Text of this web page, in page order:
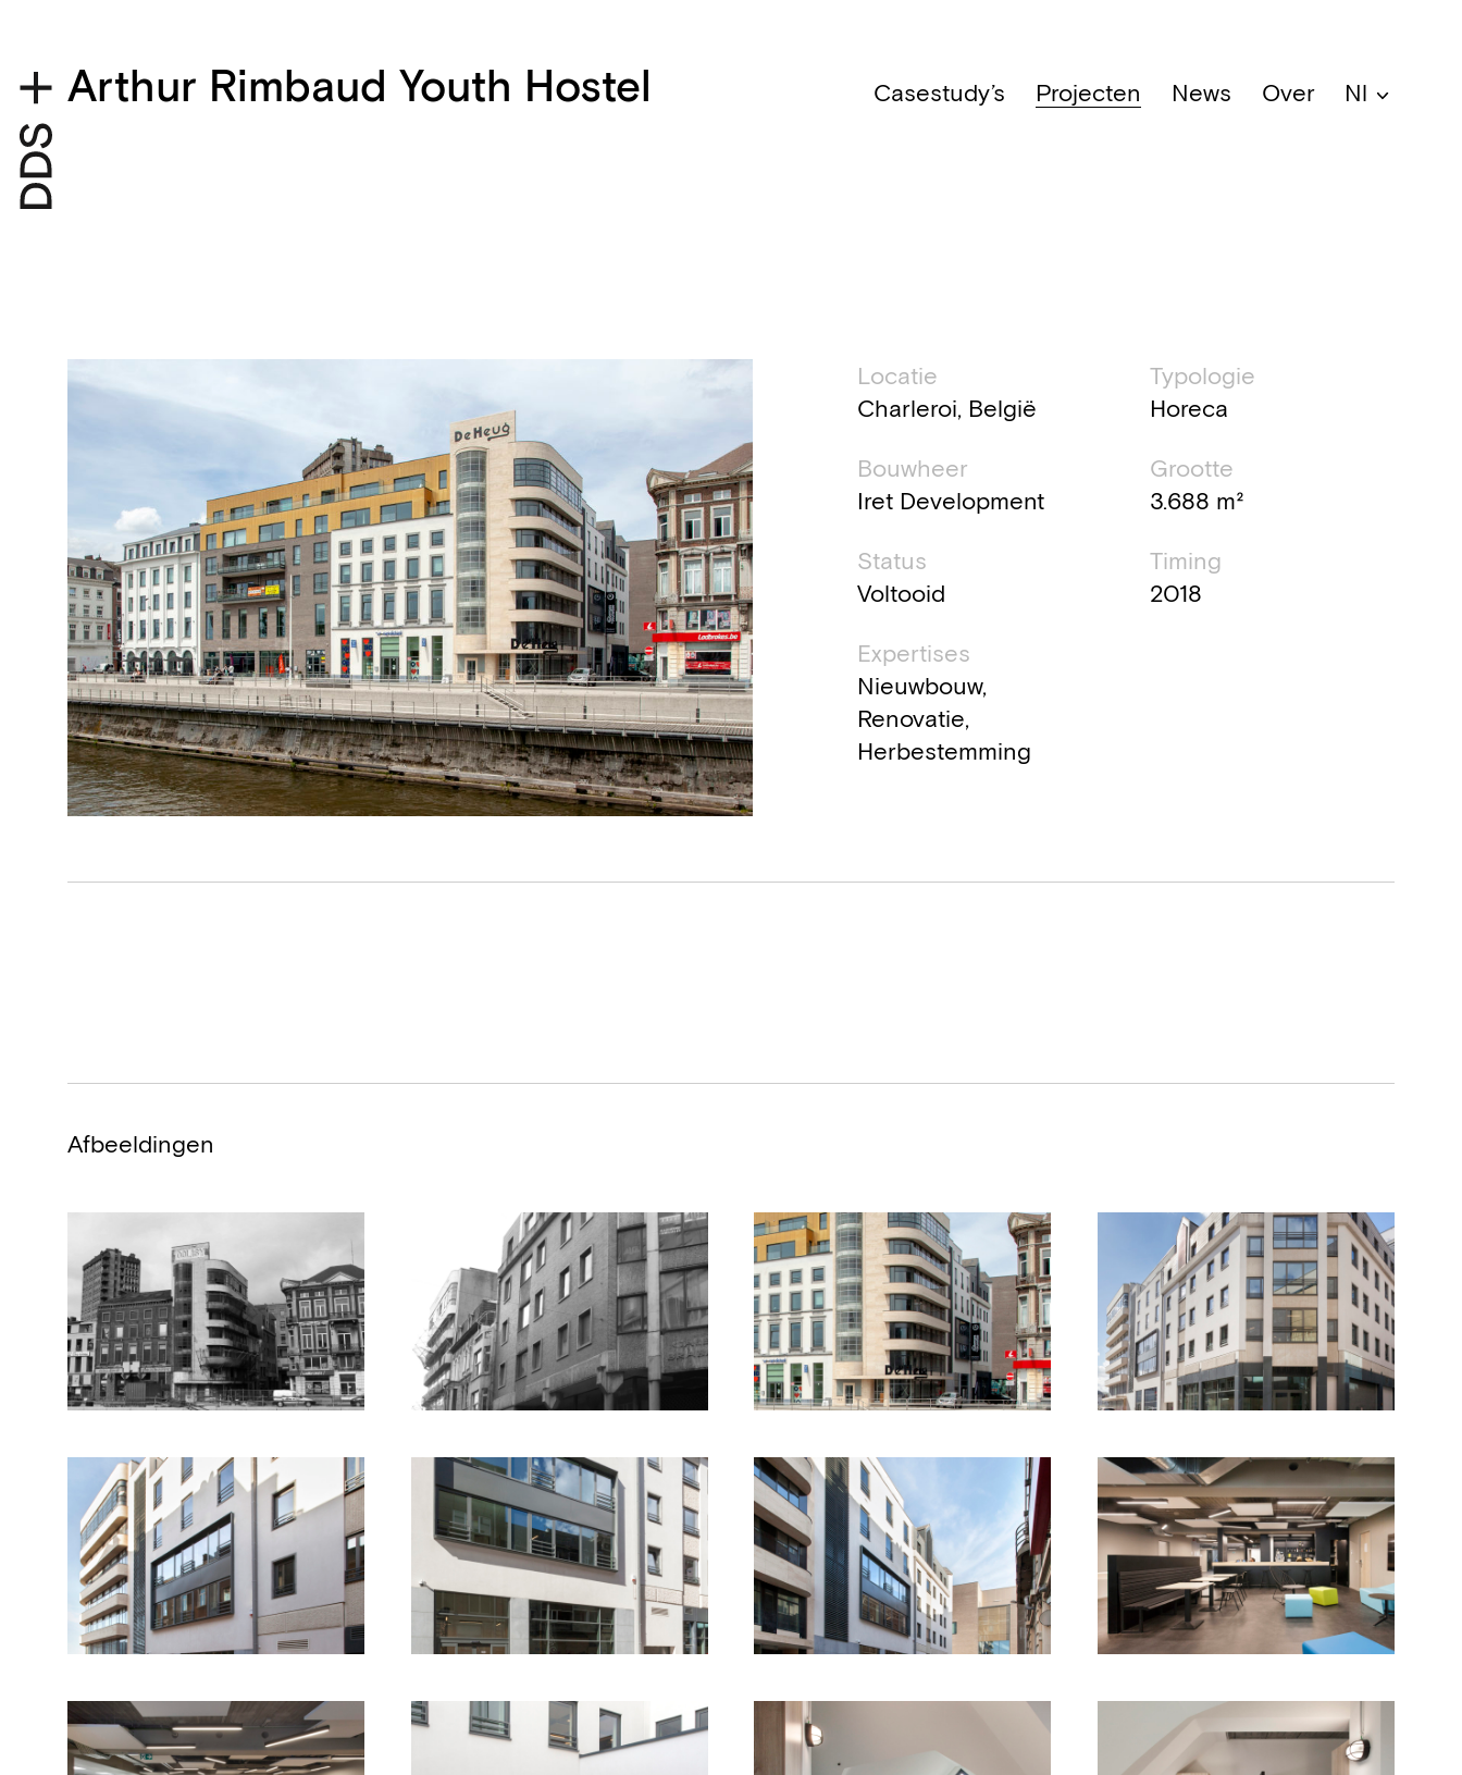
Arthur Rimbaud Youth Hostel Casestudy’s Projecten News Over Nl
Projectdetails Technische informatie
Locatie
Charleroi, België
Typologie
Horeca
Bouwheer
Iret Development
Grootte
3.688 m²
Status
Voltooid
Timing
2018
Expertises
Nieuwbouw,
Renovatie,
Herbestemming
Afbeeldingen